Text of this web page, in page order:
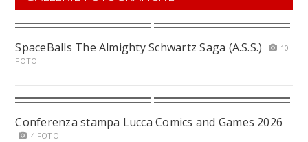
SpaceBalls The Almighty Schwartz Saga (A.S.S.)
10
FOTO
Conferenza stampa Lucca Comics and Games 2026
4 FOTO